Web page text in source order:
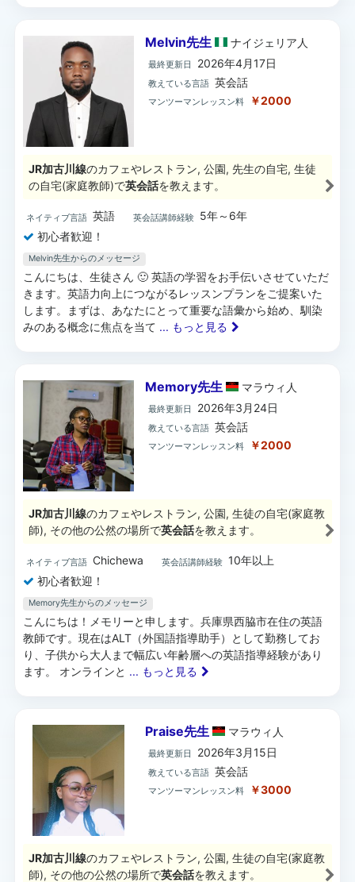
Melvin先生 ナイジェリア 人
最終更新日 2026年4月17日
教えている言語 英会話
マンツーマンレッスン料 ￥2000
JR加古川線のカフェやレストラン, 公園, 先生の自宅, 生徒
の自宅(家庭教師)で英会話を教えます。
ネイティブ言語 英語 英会話講師経験
5年～6年
初心者歓迎！
Melvin先生からのメッセージ
こんにちは、生徒さん 🙂 英語の学習をお手伝いさせていただ
きます。英語力向上につながるレッスンプランをご提案いた
します。まずは、あなたにとって重要な語彙から始め、馴染
みのある概念に焦点を当て ... もっと見る
Memory先生 マラウィ 人
最終更新日 2026年3月24日
教えている言語 英会話
マンツーマンレッスン料 ￥2000
JR加古川線のカフェやレストラン, 公園, 生徒の自宅(家庭教
師), その他の公然の場所で英会話を教えます。
ネイティブ言語 Chichewa 英会話講師経験 10年以上
初心者歓迎！
Memory先生からのメッセージ
こんにちは！メモリーと申します。兵庫県西脇市在住の英語
教師です。現在はALT（外国語指導助手）として勤務してお
り、子供から大人まで幅広い年齢層への英語指導経験があり
ます。 オンラインと ... もっと見る
Praise先生 マラウィ 人
最終更新日 2026年3月15日
教えている言語 英会話
マンツーマンレッスン料 ￥3000
JR加古川線のカフェやレストラン, 公園, 生徒の自宅(家庭教
師), その他の公然の場所で英会話を教えます。